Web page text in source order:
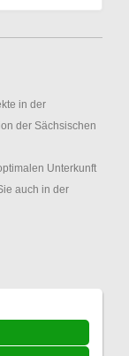
in der
der Sächsischen
Unterkunft
auch in der